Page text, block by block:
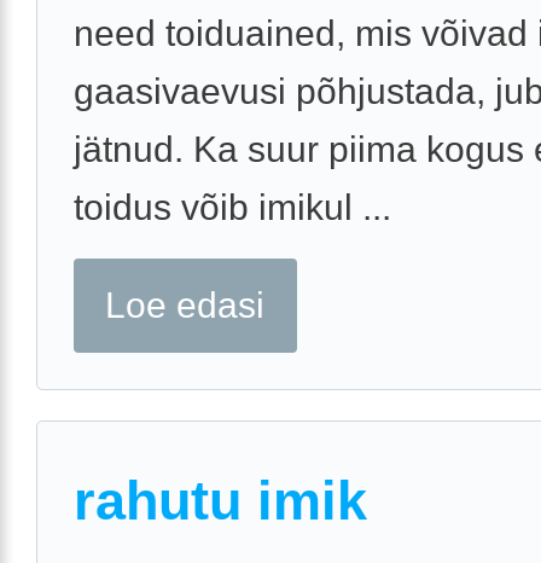
need toiduained, mis võivad
gaasivaevusi põhjustada,
jätnud. Ka suur piima kogus
toidus võib imikul ...
Loe edasi
rahutu imik